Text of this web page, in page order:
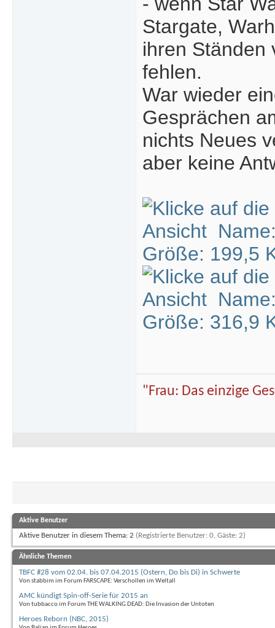
Stargate,
ihren Ständen
fehlen.
War wieder
Gesprächen
nichts Neues
aber keine
"Frau: Das einzige
Aktive Benutzer
Aktive Benutzer in diesem Thema: 2 (Registrierte Benutzer: 0, Gäste: 2)
Ähnliche Themen
TBFC #28 vom 02.04. bis 07.04.2015 (Ostern, Do bis Di) in Schwerte
Von stabbim im Forum FARSCAPE: Verschollen im Weltall
AMC kündigt Spin-off-Serie für 2015 an
Von tubbacco im Forum THE WALKING DEAD: Die Invasion der Untoten
Heroes Reborn (NBC, 2015)